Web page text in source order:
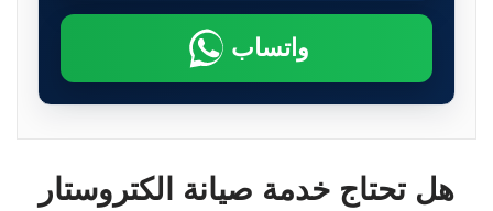
واتساب
هل تحتاج خدمة صيانة الكتروستار